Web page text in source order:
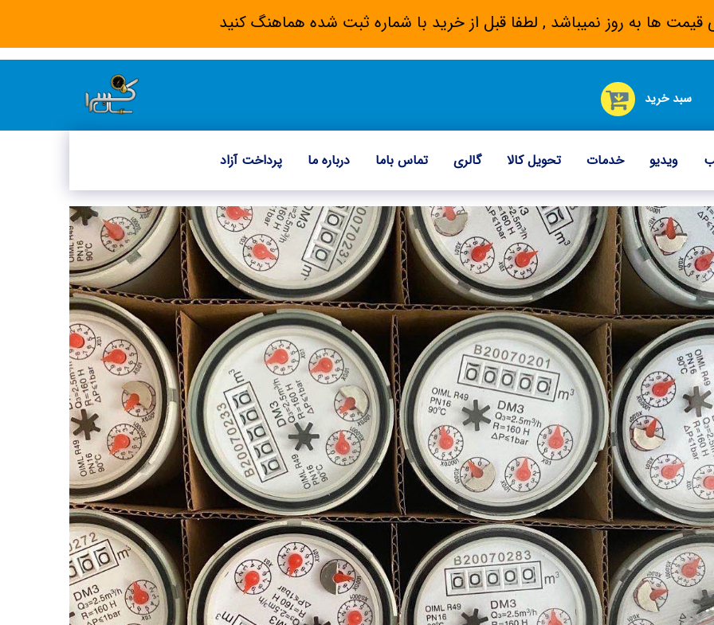
قیمت ها به روز نمیباشد , لطفا قبل از خرید با شماره ثبت شده هماهنگ کنید
سبد خرید
ویدیو خدمات تحویل کالا گالری تماس باما درباره ما پرداخت آزاد